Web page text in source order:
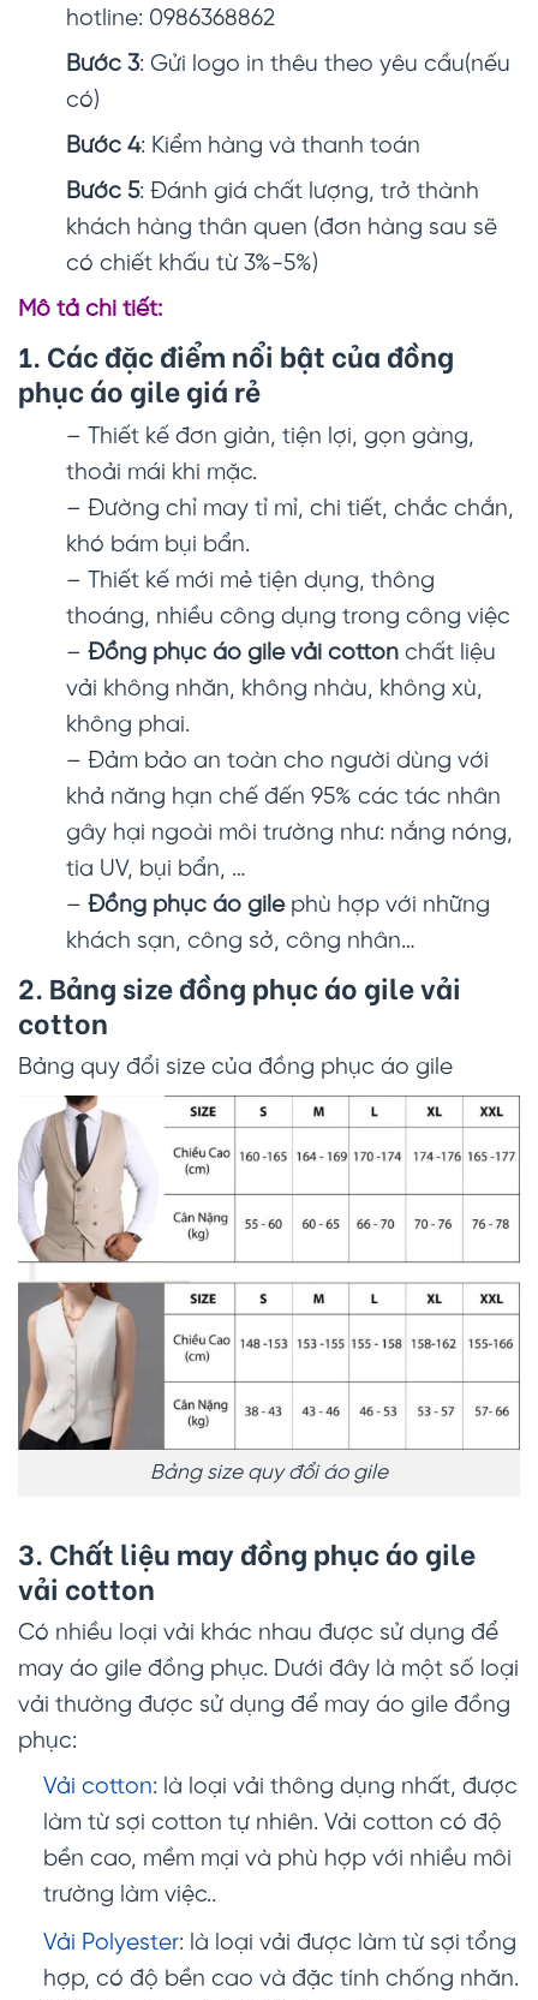
hotline: 0986368862
Bước 3: Gửi logo in thêu theo yêu cầu(nếu
có)
Bước 4: Kiểm hàng và thanh toán
Bước 5: Đánh giá chất lượng, trở thành
khách hàng thân quen (đơn hàng sau sẽ
có chiết khấu từ 3%-5%)
Mô tả chi tiết:
1. Các đặc điểm nổi bật của đồng
phục áo gile giá rẻ
– Thiết kế đơn giản, tiện lợi, gọn gàng,
thoải mái khi mặc.
– Đường chỉ may tỉ mỉ, chi tiết, chắc chắn,
khó bám bụi bẩn.
– Thiết kế mới mẻ tiện dụng, thông
thoáng, nhiều công dụng trong công việc
– Đồng phục áo gile vải cotton chất liệu
vải không nhăn, không nhàu, không xù,
không phai.
– Đảm bảo an toàn cho người dùng với
khả năng hạn chế đến 95% các tác nhân
gây hại ngoài môi trường như: nắng nóng,
tia UV, bụi bẩn, …
– Đồng phục áo gilephù hợp với những
khách sạn, công sở, công nhân…
2. Bảng size đồng phục áo gile vải
cotton
Bảng quy đổi size của đồng phục áo gile
Bảng size quy đổi áo gile
3. Chất liệu may đồng phục áo gile
vải cotton
Có nhiều loại vải khác nhau được sử dụng để
may áo gile đồng phục. Dưới đây là một số loại
vải thường được sử dụng để may áo gile đồng
phục:
Vải cotton: là loại vải thông dụng nhất, được
làm từ sợi cotton tự nhiên. Vải cotton có độ
bền cao, mềm mại và phù hợp với nhiều môi
trường làm việc..
Vải Polyester: là loại vải được làm từ sợi tổng
hợp, có độ bền cao và đặc tính chống nhăn.